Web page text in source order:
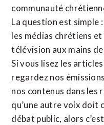
communauté
La question est simple
les médias chrétiens
télévision aux mains
Si vous lisez les
regardez nos
nos contenus dans les
qu’une autre voix doit
débat public, alors